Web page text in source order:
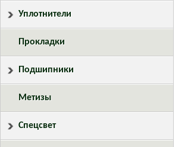
Уплотнители
Прокладки
Подшипники
Метизы
Спецсвет